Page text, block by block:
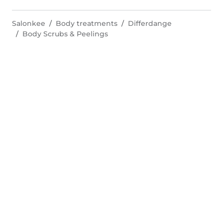
Salonkee Body treatments
Differdange
Body Scrubs & Peelings